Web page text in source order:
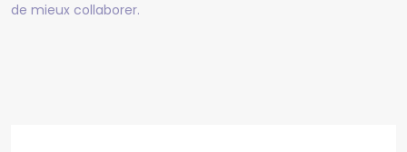
de mieux collaborer.